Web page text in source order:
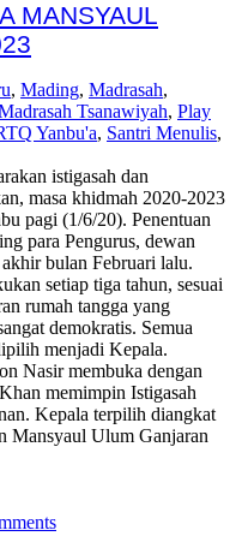
MANSYAUL
, Mading, Madrasah,
Tsanawiyah, Play
Yanbu'a, Santri Menulis,
istigasah dan
masa khidmah 2020-2023
pagi (1/6/20). Penentuan
para Pengurus, dewan
bulan Februari lalu.
setiap tiga tahun, sesuai
rumah tangga yang
demokratis. Semua
menjadi Kepala.
Nasir membuka dengan
memimpin Istigasah
Kepala terpilih diangkat
Mansyaul Ulum Ganjaran